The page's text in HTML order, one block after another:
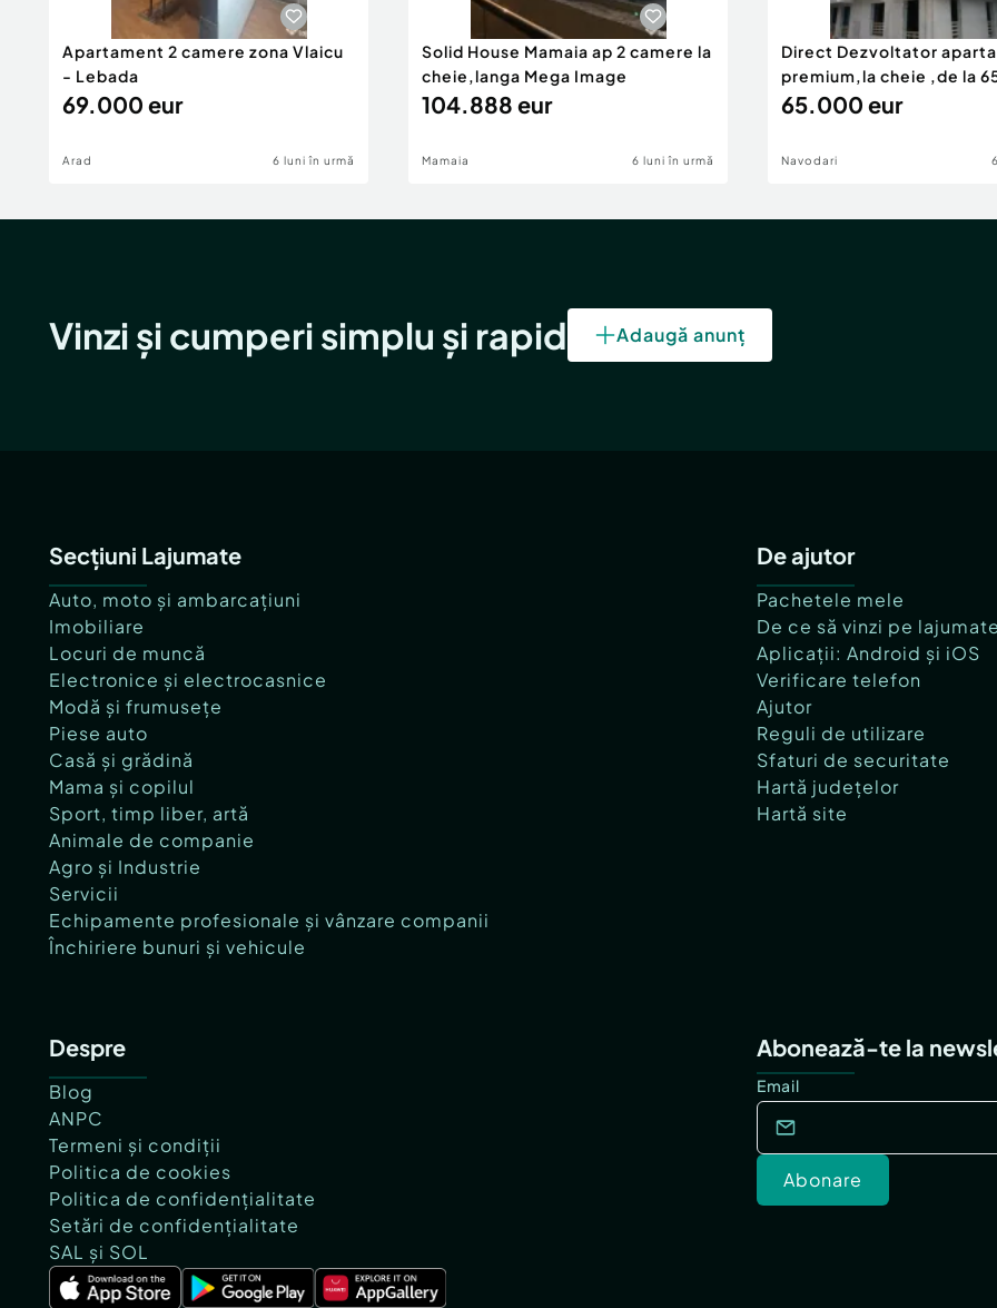
Apartament 2 camere zona Vlaicu
- Lebada
69.000 eur
Arad 6 luni în urmă
Solid House Mamaia ap 2 camere la
cheie,langa Mega Image
104.888 eur
Mamaia 6 luni în urmă
Direct Dezvoltator
premium,la cheie ,de la
eur
65.000 eur
Navodari
Vinzi și cumperi simplu și rapid Adaugă anunț
Secțiuni Lajumate
Auto, moto și ambarcațiuni
Imobiliare
Locuri de muncă
Electronice și electrocasnice
Modă și frumusețe
Piese auto
Casă și grădină
Mama și copilul
Sport, timp liber, artă
Animale de companie
Agro și Industrie
Servicii
Echipamente profesionale și vânzare companii
Închiriere bunuri și vehicule
De ajutor
Pachetele mele
De ce să vinzi pe
Aplicații: Android și iOS
Verificare telefon
Ajutor
Reguli de utilizare
Sfaturi de securitate
Hartă județelor
Hartă site
Despre
Blog
ANPC
Termeni și condiții
Politica de cookies
Politica de confidențialitate
Setări de confidențialitate
SAL și SOL
Abonează-te la
Email
Abonare